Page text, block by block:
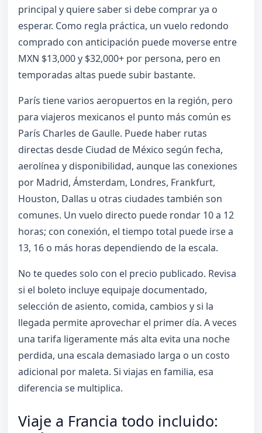
principal y quiere saber si debe comprar ya o
esperar. Como regla práctica, un vuelo redondo
comprado con anticipación puede moverse entre
MXN $13,000 y $32,000+ por persona, pero en
temporadas altas puede subir bastante.
París tiene varios aeropuertos en la región, pero
para viajeros mexicanos el punto más común es
París Charles de Gaulle. Puede haber rutas
directas desde Ciudad de México según fecha,
aerolínea y disponibilidad, aunque las conexiones
por Madrid, Ámsterdam, Londres, Frankfurt,
Houston, Dallas u otras ciudades también son
comunes. Un vuelo directo puede rondar 10 a 12
horas; con conexión, el tiempo total puede irse a
13, 16 o más horas dependiendo de la escala.
No te quedes solo con el precio publicado. Revisa
si el boleto incluye equipaje documentado,
selección de asiento, comida, cambios y si la
llegada permite aprovechar el primer día. A veces
una tarifa ligeramente más alta evita una noche
perdida, una escala demasiado larga o un costo
adicional por maleta. Si viajas en familia, esa
diferencia se multiplica.
Viaje a Francia todo incluido: